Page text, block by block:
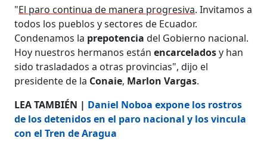
"El paro continua de manera progresiva. Invitamos a
todos los pueblos y sectores de Ecuador.
Condenamos la prepotenciadel Gobierno nacional.
Hoy nuestros hermanos estánencarceladosy han
sido trasladados a otras provincias", dijo el
presidente de la Conaie, Marlon Vargas.
LEA TAMBIÉN | Daniel Noboa expone los rostros
de los detenidos en el paro nacional y los vincula
con el Tren de Aragua